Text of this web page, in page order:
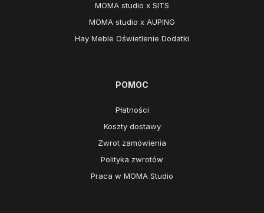
MOMA studio x SITS
MOMA studio x AUPING
Hay Meble Oświetlenie Dodatki
POMOC
Płatności
Koszty dostawy
Zwrot zamówienia
Polityka zwrotów
Praca w MOMA Studio